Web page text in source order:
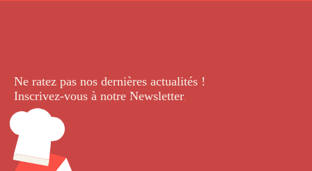
Ne ratez pas nos dernières actualités !
Inscrivez-vous à notre Newsletter.